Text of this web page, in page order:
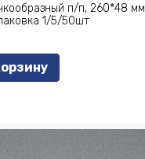
п/п, 260*48
1/5/50шт